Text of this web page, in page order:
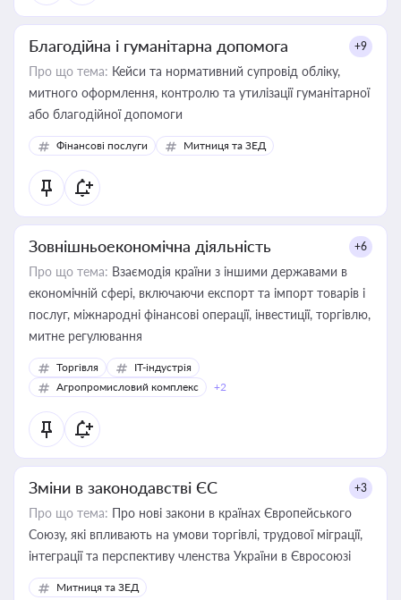
Благодійна і гуманітарна допомога +9
Про що тема: Кейси та нормативний супровід обліку,
митного оформлення, контролю та утилізації гуманітарної
або благодійної допомоги
Фінансові послуги Митниця та ЗЕД
Зовнішньоекономічна діяльність +6
Про що тема: Взаємодія країни з іншими державами в
економічній сфері, включаючи експорт та імпорт товарів і
послуг, міжнародні фінансові операції, інвестиції, торгівлю,
митне регулювання
Торгівля
IT-індустрія
Агропромисловий комплекс
+2
Зміни в законодавстві ЄС +3
Про що тема: Про нові закони в країнах Європейського
Союзу, які впливають на умови торгівлі, трудової міграції,
інтеграції та перспективу членства України в Євросоюзі
Митниця та ЗЕД